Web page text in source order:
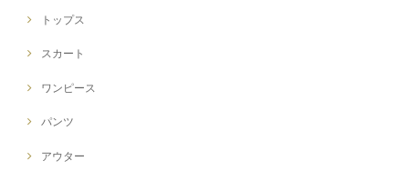
トップス
スカート
ワンピース
パンツ
アウター